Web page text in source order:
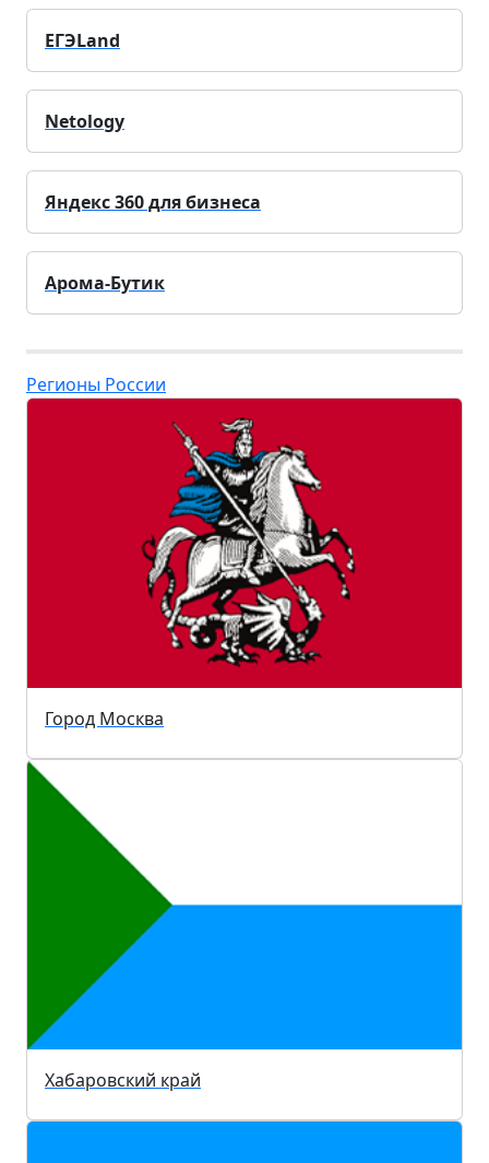
ЕГЭLand
Netology
Яндекс 360 для бизнеса
Арома-Бутик
Регионы России
Город Москва
Хабаровский край